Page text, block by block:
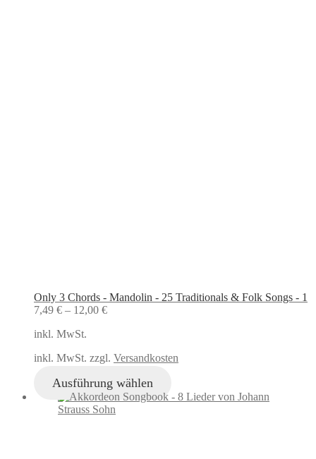
Only 3 Chords - Mandolin - 25 Traditionals & Folk Songs - 1
7,49 € – 12,00 €
inkl. MwSt.
inkl. MwSt. zzgl. Versandkosten
Ausführung wählen